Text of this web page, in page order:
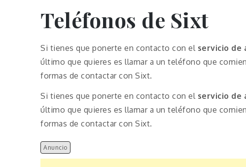
Teléfonos de Sixt
Si tienes que ponerte en contacto con el servicio de
último que quieres es llamar a un teléfono que
formas de contactar con Sixt.
Si tienes que ponerte en contacto con el servicio de
último que quieres es llamar a un teléfono que
formas de contactar con Sixt.
Anuncio